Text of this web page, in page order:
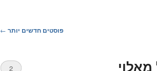
פוסטים חדשים יותר ←
2